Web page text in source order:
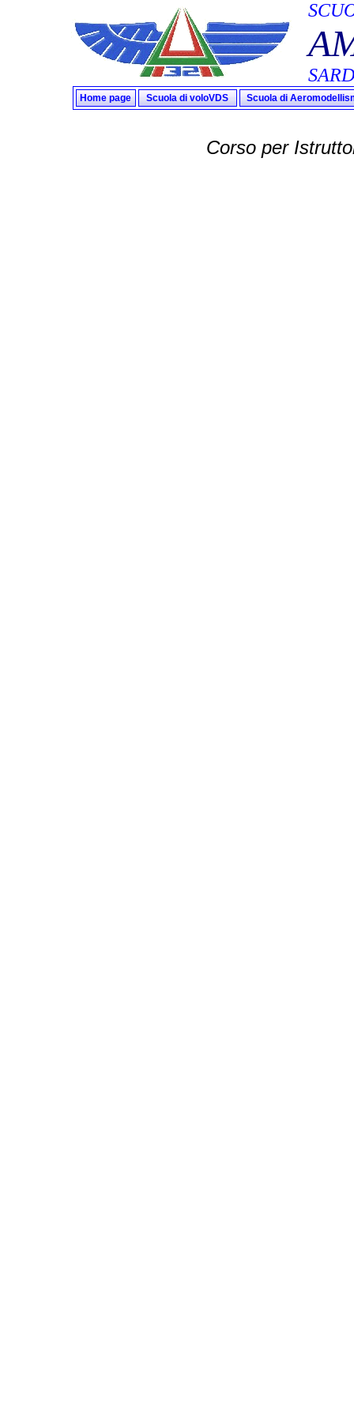
Home page Scuola di voloVDS Scuola di
Corso per